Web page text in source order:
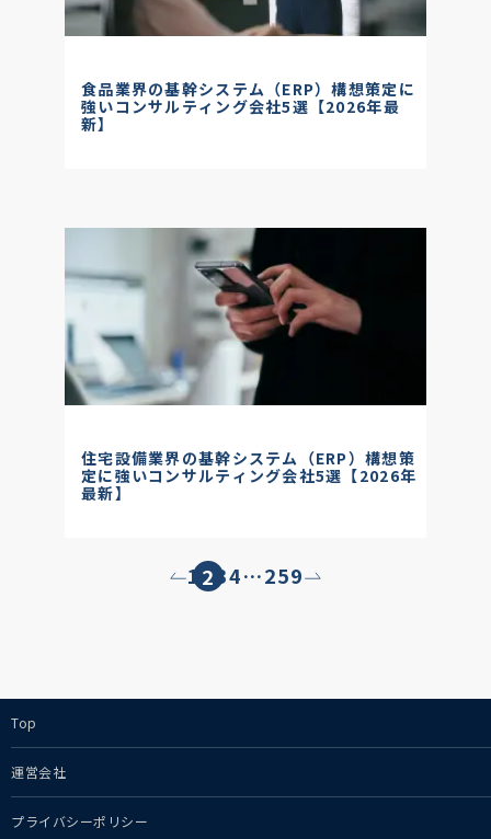
食品業界の基幹システム（ERP）構想策定に
強いコンサルティング会社5選【2026年最
新】
住宅設備業界の基幹システム（ERP）構想策
定に強いコンサルティング会社5選【2026年
最新】
投
ペ
ジ
送
12 34…259
Top
運営会社
プライバシーポリシー